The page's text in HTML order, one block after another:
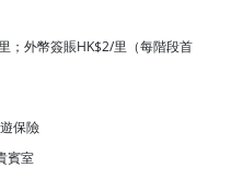
；外幣簽賬HK$2/里（每階段首
保險
賓室